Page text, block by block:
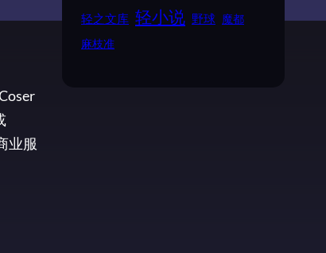
业服
轻之文库 轻小说 野球 魔都
麻枝准